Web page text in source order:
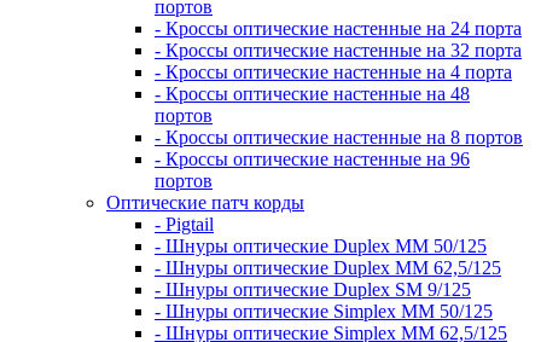
портов
- Кроссы оптические настенные на 24 порта
- Кроссы оптические настенные на 32 порта
- Кроссы оптические настенные на 4 порта
- Кроссы оптические настенные на 48
портов
- Кроссы оптические настенные на 8 портов
- Кроссы оптические настенные на 96
портов
Оптические патч корды
- Pigtail
- Шнуры оптические Duplex MM 50/125
- Шнуры оптические Duplex MM 62,5/125
- Шнуры оптические Duplex SM 9/125
- Шнуры оптические Simplex MM 50/125
- Шнуры оптические Simplex MM 62,5/125